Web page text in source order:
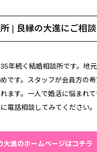
| 良縁の大進にご相
年続く結婚相談所です。地
です。スタッフが会員方の
ます。一人で婚活に悩まれて
電話相談してみてください。
大進のホームページはコチラ